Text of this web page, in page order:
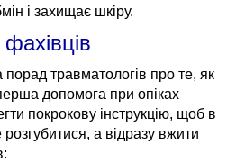
і захищає шкіру.
травматологів про те, як
допомога при опіках
покрокову інструкцію, щоб в
а відразу вжити